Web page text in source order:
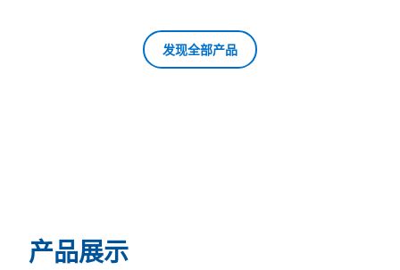
发现全部产品
产品展示